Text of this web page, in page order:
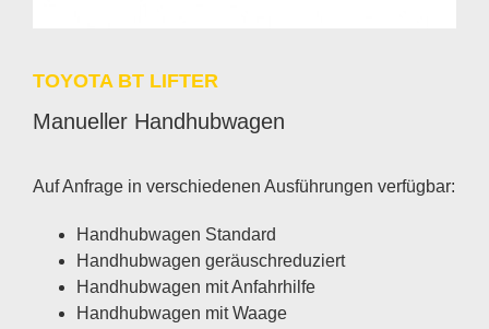
TO­YO­TA BT LIF­TER
Ma­nu­el­ler Hand­hub­wa­gen
Auf An­fra­ge in ver­schie­de­nen Aus­füh­run­gen ver­füg­bar:
Hand­hub­wa­gen Stan­dard
Hand­hub­wa­gen ge­räusch­re­du­ziert
Hand­hub­wa­gen mit An­fahr­hil­fe
Hand­hub­wa­gen mit Waa­ge